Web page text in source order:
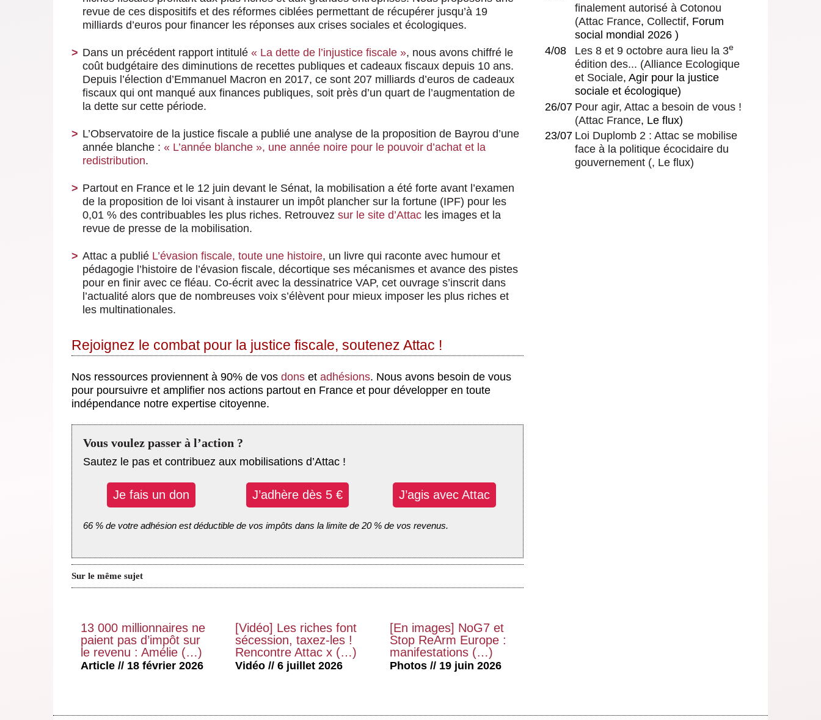
revue de ces dispositifs et des réformes ciblées permettant de récupérer jusqu’à 19
milliards d’euros pour financer les réponses aux crises sociales et écologiques.
Dans un précédent rapport intitulé « La dette de l’injustice fiscale », nous avons chiffré le
coût budgétaire des diminutions de recettes publiques et cadeaux fiscaux depuis 10 ans.
Depuis l’élection d’Emmanuel Macron en 2017, ce sont 207 milliards d’euros de cadeaux
fiscaux qui ont manqué aux finances publiques, soit près d’un quart de l’augmentation de
la dette sur cette période.
L’Observatoire de la justice fiscale a publié une analyse de la proposition de Bayrou d’une
année blanche : « L’année blanche », une année noire pour le pouvoir d’achat et la
redistribution.
Partout en France et le 12 juin devant le Sénat, la mobilisation a été forte avant l’examen
de la proposition de loi visant à instaurer un impôt plancher sur la fortune (IPF) pour les
0,01 % des contribuables les plus riches. Retrouvez sur le site d’Attac les images et la
revue de presse de la mobilisation.
Attac a publié L’évasion fiscale, toute une histoire, un livre qui raconte avec humour et
pédagogie l’histoire de l’évasion fiscale, décortique ses mécanismes et avance des pistes
pour en finir avec ce fléau. Co-écrit avec la dessinatrice VAP, cet ouvrage s’inscrit dans
l’actualité alors que de nombreuses voix s’élèvent pour mieux imposer les plus riches et
les multinationales.
Rejoignez le combat pour la justice fiscale, soutenez Attac !
Nos ressources proviennent à 90% de vos dons et adhésions. Nous avons besoin de vous
pour poursuivre et amplifier nos actions partout en France et pour développer en toute
indépendance notre expertise citoyenne.
Vous voulez passer à l’action ?
Sautez le pas et contribuez aux mobilisations d’Attac !
Je fais un don J’adhère dès 5 € J’agis avec Attac
66 % de votre adhésion est déductible de vos impôts dans la limite de 20 % de vos revenus.
Sur le même sujet
13 000 millionnaires ne
paient pas d’impôt sur
le revenu : Amélie (…)
Article // 18 février 2026
[Vidéo] Les riches font
sécession, taxez-les !
Rencontre Attac x (…)
Vidéo // 6 juillet 2026
[En images] NoG7 et
Stop ReArm Europe :
manifestations (…)
Photos // 19 juin 2026
finalement autorisé à Cotonou
(Attac France, Collectif, Forum
social mondial 2026 )
4/08
Les 8 et 9 octobre aura lieu la 3e
édition des... (Alliance Ecologique
et Sociale, Agir pour la justice
sociale et écologique)
26/07 Pour agir, Attac a besoin de vous !
(Attac France, Le flux)
23/07 Loi Duplomb 2 : Attac se mobilise
face à la politique écocidaire du
gouvernement (, Le flux)